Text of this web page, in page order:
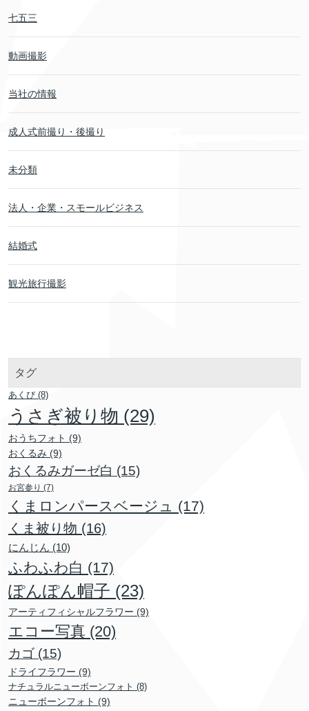
七五三
動画撮影
当社の情報
成人式前撮り・後撮り
未分類
法人・企業・スモールビジネス
結婚式
観光旅行撮影
タグ
あくび (8)
うさぎ被り物 (29)
おうちフォト (9)
おくるみ (9)
おくるみガーゼ白 (15)
お宮参り (7)
くまロンパースベージュ (17)
くま被り物 (16)
にんじん (10)
ふわふわ白 (17)
ぽんぽん帽子 (23)
アーティフィシャルフラワー (9)
エコー写真 (20)
カゴ (15)
ドライフラワー (9)
ナチュラルニューボーンフォト (8)
ニューボーンフォト (9)